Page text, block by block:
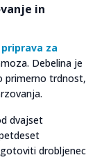
in
priprava za
Debelina je
primerno trdnost,
dvajset
drobljenec